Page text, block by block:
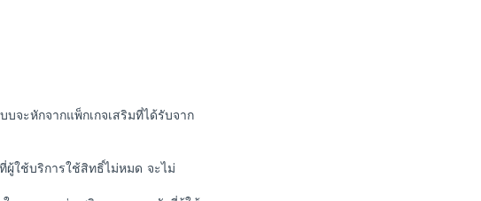
จะหักจากแพ็กเกจเสริมที่ได้รับจาก
ใช้บริการใช้สิทธิ์ไม่หมด จะไม่